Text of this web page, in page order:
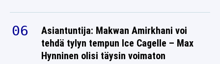
Asiantuntija: Makwan Amirkhani voi
tehdä tylyn tempun Ice Cagelle – Max
Hynninen olisi täysin voimaton